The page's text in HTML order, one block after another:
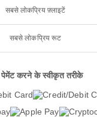
सबसे लोकप्रिय फ़्लाइटें
सबसे लोकप्रिय रूट
पेमेंट करने के स्वीकृत तरीके